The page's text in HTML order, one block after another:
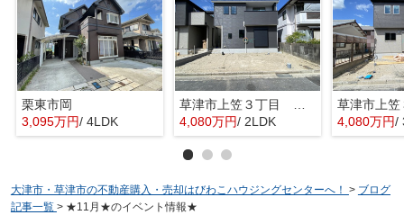
栗東市岡
3,095万円/ 4LDK
4,080万円/ 2LDK 4,080万円/
大津市・草津市の不動産購入・売却はびわこハウジングセンターへ！ > ブログ
記事一覧 > ★11月★のイベント情報★